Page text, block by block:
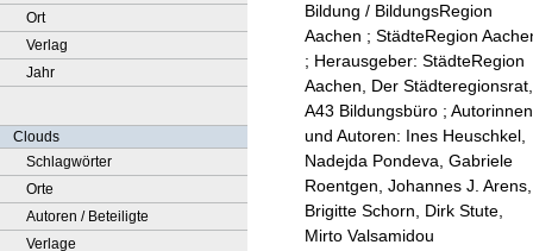
Ort
Verlag
Jahr
Clouds
Schlagwörter
Orte
Autoren / Beteiligte
Verlage
Bildung / BildungsRegion
Aachen ; StädteRegion
; Herausgeber: StädteRegion
Aachen, Der Städteregionsrat,
A43 Bildungsbüro ; Autorinnen
und Autoren: Ines Heuschkel,
Nadejda Pondeva, Gabriele
Roentgen, Johannes J. Arens,
Brigitte Schorn, Dirk Stute,
Mirto Valsamidou